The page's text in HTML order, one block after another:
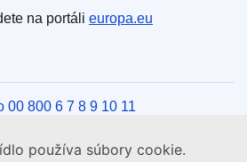
používa súbory cookie.
na portáli europa.eu
00 800 6 7 8 9 10 11
telefonicky